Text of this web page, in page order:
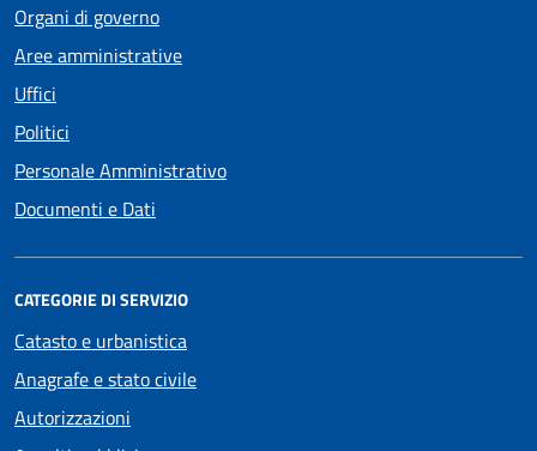
Organi di governo
Aree amministrative
Uffici
Politici
Personale Amministrativo
Documenti e Dati
CATEGORIE DI SERVIZIO
Catasto e urbanistica
Anagrafe e stato civile
Autorizzazioni